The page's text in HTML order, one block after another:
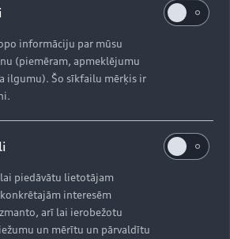
informāciju par mūsu
(piemēram, apmeklējumu
ilgumu). Šo sīkfailu mērķis ir
piedāvātu lietotājam
interesēm
arī lai ierobežotu
un mērītu un pārvaldītu